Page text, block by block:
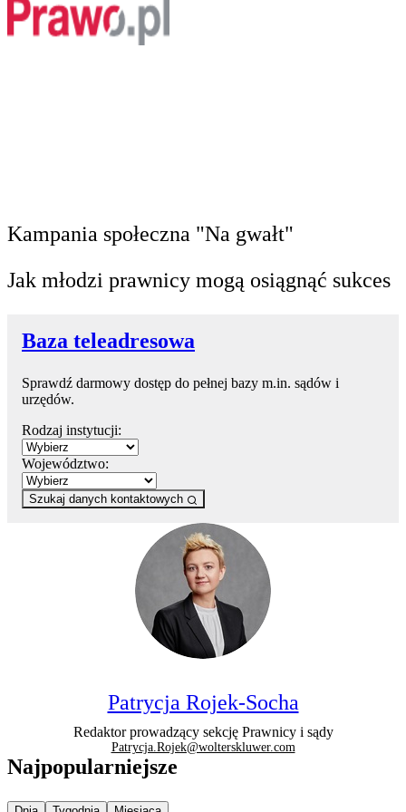
Kampania społeczna "Na gwałt"
Jak młodzi prawnicy mogą osiągnąć sukces
Baza teleadresowa
Sprawdź darmowy dostęp do pełnej bazy m.in. sądów i
urzędów.
Rodzaj instytucji:
Województwo:
Szukaj danych kontaktowych
Patrycja Rojek-Socha
Redaktor prowadzący sekcję Prawnicy i sądy
Patrycja.Rojek@wolterskluwer.com
Najpopularniejsze